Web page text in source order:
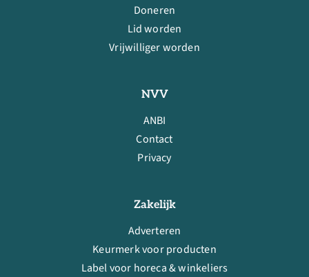
Doneren
Lid worden
Vrijwilliger worden
NVV
ANBI
Contact
Privacy
Zakelijk
Adverteren
Keurmerk voor producten
Label voor horeca & winkeliers